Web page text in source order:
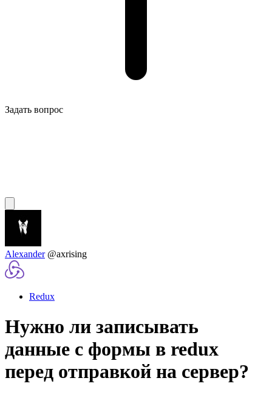
Задать вопрос
Alexander @axrising
Redux
Нужно ли записывать
данные с формы в redux
перед отправкой на сервер?